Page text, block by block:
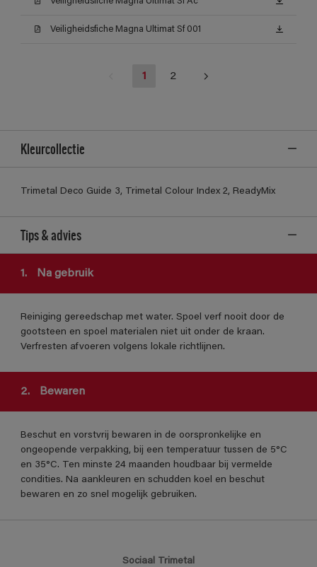
Veiligheidsfiche Magna Ultimat Sf 001
1 2
Kleurcollectie
Trimetal Deco Guide 3, Trimetal Colour Index 2, ReadyMix
Tips & advies
1. Na gebruik
Reiniging gereedschap met water. Spoel verf nooit door de
gootsteen en spoel materialen niet uit onder de kraan.
Verfresten afvoeren volgens lokale richtlijnen.
2. Bewaren
Beschut en vorstvrij bewaren in de oorspronkelijke en
ongeopende verpakking, bij een temperatuur tussen de 5°C
en 35°C. Ten minste 24 maanden houdbaar bij vermelde
condities. Na aankleuren en schudden koel en beschut
bewaren en zo snel mogelijk gebruiken.
Sociaal Trimetal